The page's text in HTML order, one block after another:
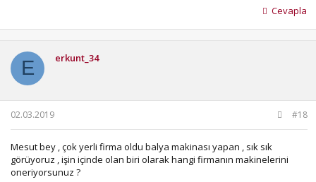
Cevapla
E erkunt_34
02.03.2019 #18
Mesut bey , çok yerli firma oldu balya makinası yapan , sık sık
görüyoruz , işin içinde olan biri olarak hangi firmanın makinelerini
oneriyorsunuz ?